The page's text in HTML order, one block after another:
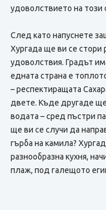
удоволствието на този
След като напуснете
Хургада ще ви се стори
удоволствия. Градът
едната страна е
– респектиращата
двете. Къде другаде ще
водата – сред пъстри
ще ви се случи да
гърба на камила?
разнообразна кухня,
плаж, под галещото